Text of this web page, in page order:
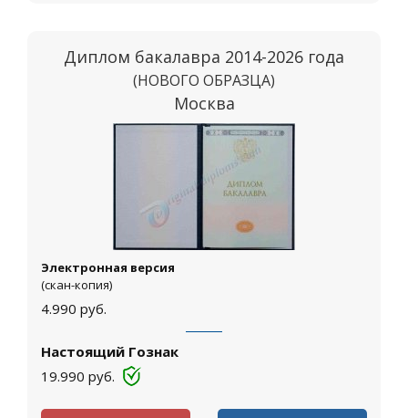
Диплом бакалавра 2014-2026 года
(НОВОГО ОБРАЗЦА)
Москва
Электронная версия
(скан-копия)
4.990 руб.
Настоящий Гознак
19.990 руб.